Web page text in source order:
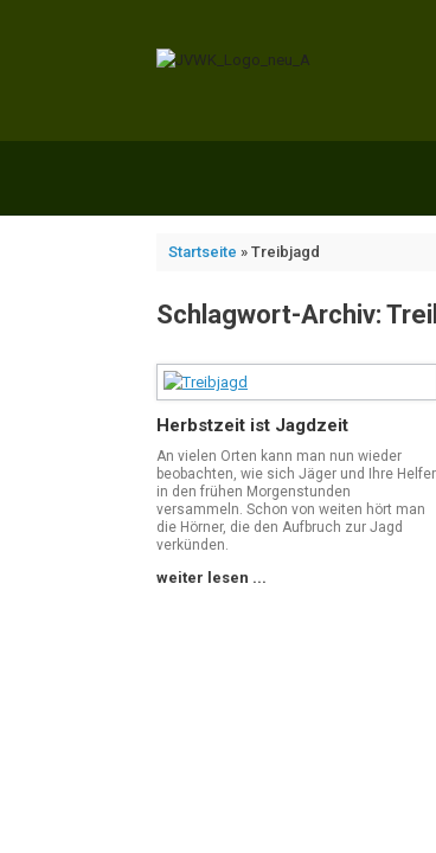
Startseite » Treibjagd
Schlagwort-Archiv:
Herbstzeit ist Jagdzeit
An vielen Orten kann man nun wieder
beobachten, wie sich Jäger und Ihre Helfer
in den frühen Morgenstunden
versammeln. Schon von weiten hört man
die Hörner, die den Aufbruch zur Jagd
verkünden.
weiter lesen ...